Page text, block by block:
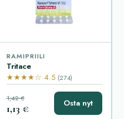
RAMIPRIILI
Tritace
★★★★☆ 4.5 (274)
1,42 €
1,13 € Osta nyt